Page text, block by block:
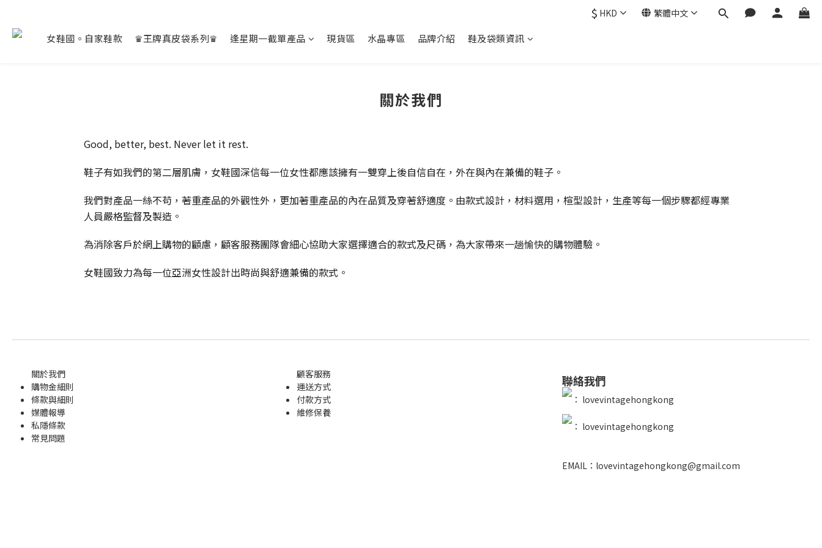
$ HKD 繁體中文
女鞋國。自家鞋款 ♛王牌真皮袋系列♛ 逢星期一截單產品 現貨區 水晶專區 品牌介紹 鞋及袋類資訊
關於我們
Good, better, best. Never let it rest.
鞋子有如我們的第二層肌膚，女鞋國深信每一位女性都應該擁有一雙穿上後自信自在，外在與內在兼備的鞋子。
我們對產品一絲不苟，著重產品的外觀性外，更加著重產品的內在品質及穿著舒適度。由款式設計，材料選用，楦型設計，生產等每一個步驟都經專業
人員嚴格監督及製造。
為消除客戶於網上購物的顧慮，顧客服務團隊會細心協助大家選擇適合的款式及尺碼，為大家帶來一趟愉快的購物體驗。
女鞋國致力為每一位亞洲女性設計出時尚與舒適兼備的款式 。
關於我們
購物金細則
條款與細則
媒體報導
私隱條款
常見問題
顧客服務
運送方式
付款方式
維修保養
聯絡我們
： lovevintagehongkong
： lovevintagehongkong
EMAIL：lovevintagehongkong@gmail.com